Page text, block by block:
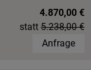
4.870,00 €
statt 5.238,00 €
Anfrage